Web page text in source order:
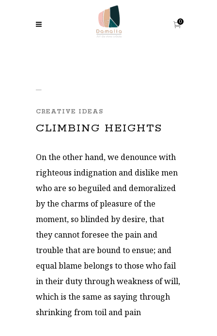
0
CREATIVE IDEAS
CLIMBING HEIGHTS
On the other hand, we denounce with
righteous indignation and dislike men
who are so beguiled and demoralized
by the charms of pleasure of the
moment, so blinded by desire, that
they cannot foresee the pain and
trouble that are bound to ensue; and
equal blame belongs to those who fail
in their duty through weakness of will,
which is the same as saying through
shrinking from toil and pain